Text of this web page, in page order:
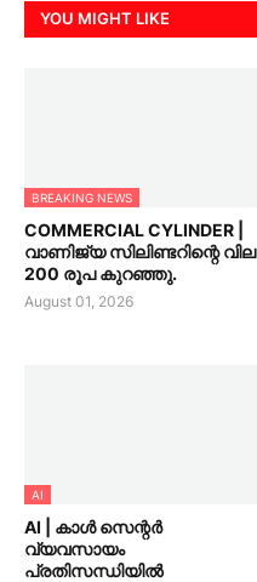
YOU MIGHT LIKE
BREAKING NEWS
COMMERCIAL CYLINDER |
വാണിജ്യ സിലിണ്ടറിന്റെ വില
200 രൂപ കുറഞ്ഞു.
August 01, 2026
AI
AI | കാൾ സെന്റർ
വ്യവസായം
പ്രതിസന്ധിയിൽ